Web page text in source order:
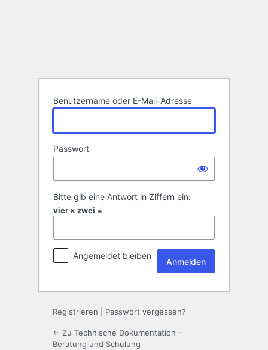
Benutzername oder E-Mail-Adresse
Passwort
Bitte gib eine Antwort in Ziffern ein:
vier × zwei =
Angemeldet bleiben
Registrieren Passwort vergessen?
← Zu Technische Dokumentation –
Beratung und Schulung